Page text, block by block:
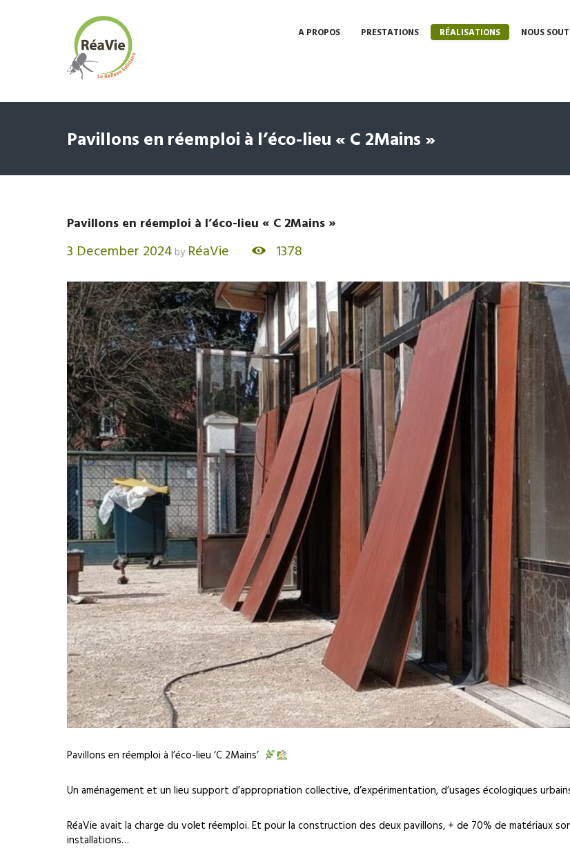
A PROPOS PRESTATIONS RÉALISATIONS NOUS
Pavillons en réemploi à l’éco-lieu « C 2Mains »
Pavillons en réemploi à l’éco-lieu « C 2Mains »
3 December 2024 by RéaVie 1378
Pavillons en réemploi à l’éco-lieu ‘C 2Mains’
Un aménagement et un lieu support d’appropriation collective, d’expérimentation, d’usages écologiques
RéaVie avait la charge du volet réemploi. Et pour la construction des deux pavillons, + de 70% de matériaux
installations…